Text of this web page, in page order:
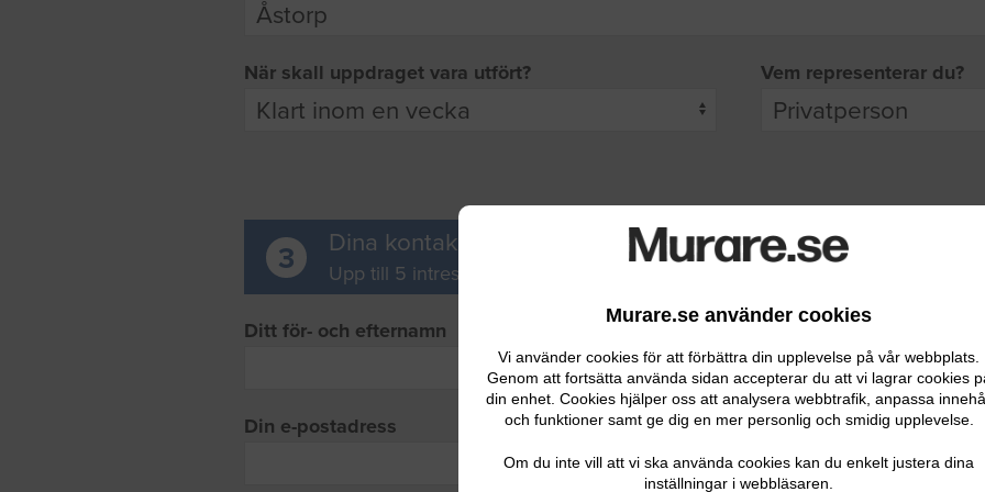
Murare.se använder cookies
Vi använder cookies för att förbättra din upplevelse på vår webbplats.
Genom att fortsätta använda sidan accepterar du att vi lagrar cookies
din enhet. Cookies hjälper oss att analysera webbtrafik, anpassa
och funktioner samt ge dig en mer personlig och smidig upplevelse.
Om du inte vill att vi ska använda cookies kan du enkelt justera dina
inställningar i webbläsaren.
När skall uppdraget vara utfört? Vem representerar du?
3 Dina kontaktuppgifter
Upp till 5 intresserade leverantörer får möjlighet att ta kontakt med dig.
Ditt för- och efternamn
Din e-postadress Ditt telefonnummer